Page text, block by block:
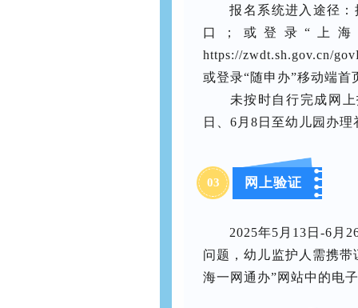
报名系统进入途径
口；或登录“上
https://zwdt.sh.gov.cn/
或登录“随申办”移动端首
未按时自行完成网
日、6月8日至幼儿园办理
03 网上验证
2025年5月13日-6月
问题，幼儿监护人需携
海一网通办”网站中的电